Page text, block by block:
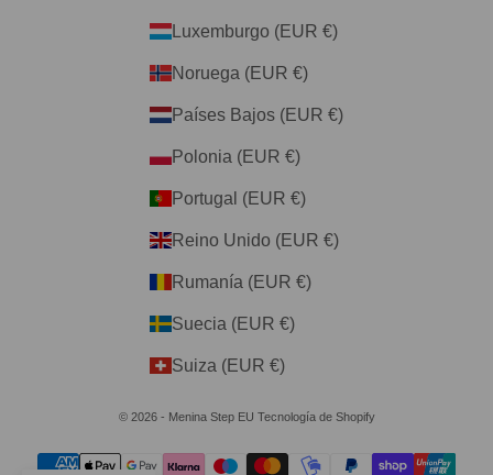
Luxemburgo (EUR €)
Noruega (EUR €)
Países Bajos (EUR €)
Polonia (EUR €)
Portugal (EUR €)
Reino Unido (EUR €)
Rumanía (EUR €)
Suecia (EUR €)
Suiza (EUR €)
© 2026 - Menina Step EU Tecnología de Shopify